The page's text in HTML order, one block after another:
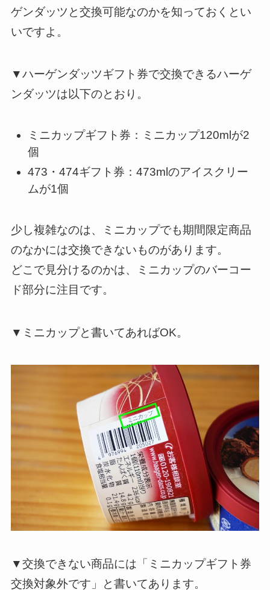
ゲンダッツと交換可能なのかを知っておくとい
いですよ。
▼ハーゲンダッツギフト券で交換できるハーゲ
ンダッツは以下のとおり。
ミニカップギフト券：ミニカップ120mlが2
個
473・474ギフト券：473mlのアイスクリー
ムが1個
少し複雑なのは、ミニカップでも期間限定商品
のなかには交換できないものがあります。
どこで見分けるのかは、ミニカップのバーコー
ド部分に注目です。
▼ミニカップと書いてあればOK。
▼交換できない商品には「 ミニカップギフト券
交換対象外です 」と書いてあります。